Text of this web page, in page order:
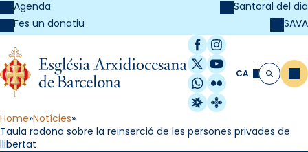
Agenda
Fes un donatiu
Santoral del dia
SAVA
Facebook
Instagram
X / Twitter
YouTube
WhatsApp
Flickr
Radio Estel
Catalunya
CA Cerca
Home Notícies
Taula rodona sobre la reinserció de les persones privades de
llibertat